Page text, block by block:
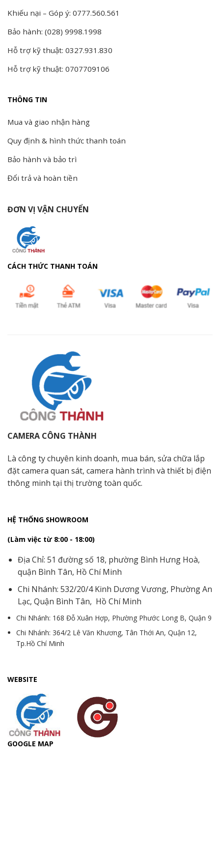
Khiếu nại – Góp ý: 0777.560.561
Bảo hành: (028) 9998.1998
Hỗ trợ kỹ thuật: 0327.931.830
Hỗ trợ kỹ thuật: 0707709106
THÔNG TIN
Mua và giao nhận hàng
Quy định & hình thức thanh toán
Bảo hành và bảo trì
Đổi trả và hoàn tiền
ĐƠN VỊ VẬN CHUYỂN
CÁCH THỨC THANH TOÁN
CAMERA CÔNG THÀNH
Là công ty chuyên kinh doanh, mua bán, sửa chữa lắp
đặt camera quan sát, camera hành trình và thiết bị điện
thông minh tại thị trường toàn quốc.
HỆ THỐNG SHOWROOM
(Làm việc từ 8:00 - 18:00)
Địa Chỉ: 51 đường số 18, phường Bình Hưng Hoà,
quận Bình Tân, Hồ Chí Minh
Chi Nhánh: 532/20/4 Kinh Dương Vương, Phường An
Lạc, Quận Bình Tân, Hồ Chí Minh
Chi Nhánh: 168 Đỗ Xuân Hợp, Phường Phước Long B, Quận 9
Chi Nhánh: 364/2 Lê Văn Khương, Tân Thới An, Quận 12,
Tp.Hồ Chí Minh
WEBSITE
GOOGLE MAP